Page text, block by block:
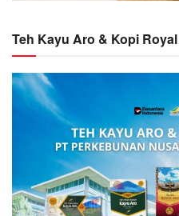
Teh Kayu Aro & Kopi